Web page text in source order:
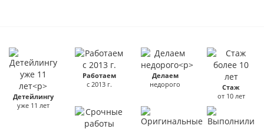
Детейлингу
уже 11 лет
Работаем
с 2013 г.
Делаем
недорого
Стаж
от 10 лет